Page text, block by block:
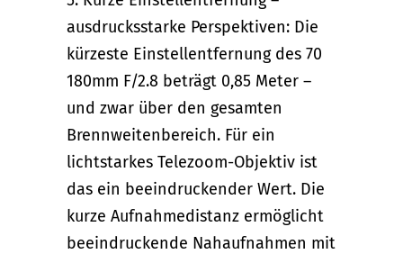
ausdrucksstarke Perspektiven: Die
kürzeste Einstellentfernung des 70
180mm F/2.8 beträgt 0,85 Meter –
und zwar über den gesamten
Brennweitenbereich. Für ein
lichtstarkes Telezoom-Objektiv ist
das ein beeindruckender Wert. Die
kurze Aufnahmedistanz ermöglicht
beeindruckende Nahaufnahmen mit